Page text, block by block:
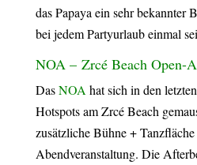
das Papaya ein sehr bekannter
bei jedem Partyurlaub einmal
NOA – Zrcé Beach Open-
Das NOA hat sich in den
Hotspots am Zrcé Beach
zusätzliche Bühne +
Abendveranstaltung. Die